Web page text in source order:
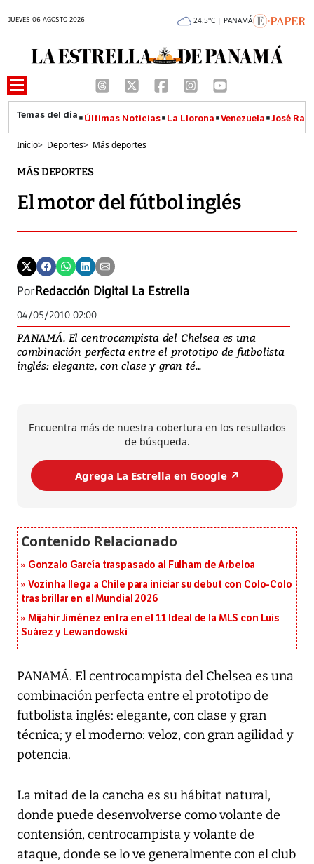
JUEVES 06 AGOSTO 2026 24.5°C | PANAMÁ
Últimas Noticias La Llorona Venezuela José
Inicio> Deportes> Más deportes
MÁS DEPORTES
El motor del fútbol inglés
PorRedacción Digital La Estrella
04/05/2010 02:00
PANAMÁ. El centrocampista del Chelsea es una
combinación perfecta entre el prototipo de futbolista
inglés: elegante, con clase y gran té...
Encuentra más de nuestra cobertura en los resultados
de búsqueda.
Agrega La Estrella en Google ↗️
Gonzalo García traspasado al Fulham de Arbeloa
Vozinha llega a Chile para iniciar su debut con Colo-Colo
tras brillar en el Mundial 2026
Mijahir Jiménez entra en el 11 Ideal de la MLS con Luis
Suárez y Lewandowski
PANAMÁ. El centrocampista del Chelsea es una
combinación perfecta entre el prototipo de
futbolista inglés: elegante, con clase y gran
técnica; y el moderno: veloz, con gran agilidad y
potencia.
La mitad de la cancha es su hábitat natural,
donde puede desenvolverse como volante de
contensión, centrocampista y volante de
ataque, donde se lo ve generalmente con el club